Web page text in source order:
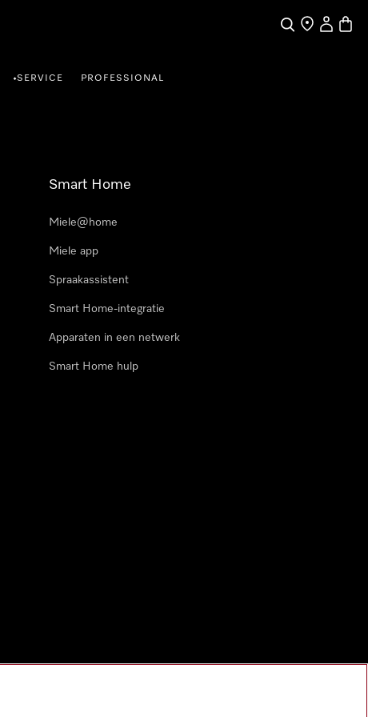
Wat zoek je?
Dealer zoeken
Mijn
•SERVICE PROFESSIONAL
Smart Home
Miele@home
Miele app
Spraakassistent
Smart Home-integratie
Apparaten in een netwerk
Smart Home hulp